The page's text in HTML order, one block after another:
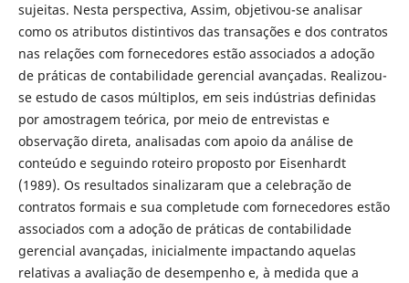
sujeitas. Nesta perspectiva, Assim, objetivou-se analisar
como os atributos distintivos das transações e dos contratos
nas relações com fornecedores estão associados a adoção
de práticas de contabilidade gerencial avançadas. Realizou-
se estudo de casos múltiplos, em seis indústrias definidas
por amostragem teórica, por meio de entrevistas e
observação direta, analisadas com apoio da análise de
conteúdo e seguindo roteiro proposto por Eisenhardt
(1989). Os resultados sinalizaram que a celebração de
contratos formais e sua completude com fornecedores estão
associados com a adoção de práticas de contabilidade
gerencial avançadas, inicialmente impactando aquelas
relativas a avaliação de desempenho e, à medida que a